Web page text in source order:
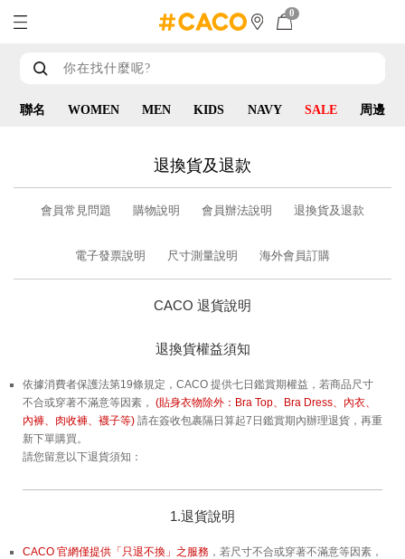
0
聯名 WOMEN MEN KIDS NAVY SALE 周邊
退換貨及退款
會員常見問題 購物說明 會員辦法說明 退換貨及退款
電子發票說明 尺寸測量說明 海外會員訂購
CACO 退貨說明
退換貨權益須知
依據消費者保護法第19條規定，CACO 提供七日鑑賞期權益，若商品尺寸
不合或穿著不滿意等因素， (貼身衣物除外：Bra Top、Bra Dress、內衣、
內褲、肉收褲、襪子等) 請在簽收包裹隔日算起7日鑑賞期內辦理退貨，再重
新下單購買。
請您留意以下退貨須知：
1.退貨說明
CACO 官網僅提供「只退不換」之服務 ，若尺寸不合或穿著不滿意等因素，